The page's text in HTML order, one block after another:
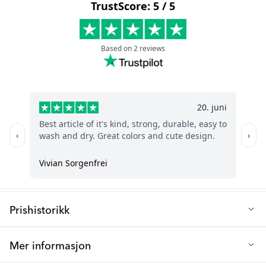
Q: Bør jeg velge smekken med lange ermer eller
Den vanlige smekken kan brukes fra så tidlig som 4 måneder, er
lettere å vaske (hallo oppvaskmaskin) og kan fange opp mer mat
klær, og fungerer også flott som et tilbehør under leketid, som
for eksempel ved tegning, maling, osv.
Maskinvaskbar: Ja (30 grader)
Anbefalt alder: 6+ måneder
Prishistorikk
Mer informasjon